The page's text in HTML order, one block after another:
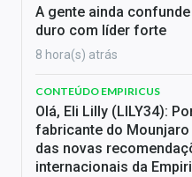
A gente ainda
duro com líder forte
8 hora(s) atrás
CONTEÚDO EMPIRICUS
Olá, Eli Lilly (LILY34):
fabricante do Mounjaro
das novas
internacionais da